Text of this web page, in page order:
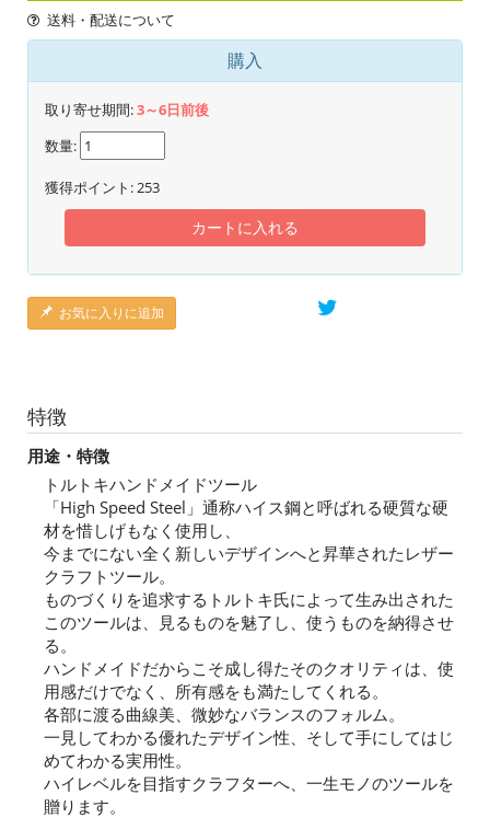
送料・配送について
購入
取り寄せ期間:3～6日前後
数量:
獲得ポイント:253
カートに入れる
お気に入りに追加
特徴
用途・特徴
トルトキハンドメイドツール
「High Speed Steel」通称ハイス鋼と呼ばれる硬質な硬
材を惜しげもなく使用し、
今までにない全く新しいデザインへと昇華されたレザー
クラフトツール。
ものづくりを追求するトルトキ氏によって生み出された
このツールは、見るものを魅了し、使うものを納得させ
る。
ハンドメイドだからこそ成し得たそのクオリティは、使
用感だけでなく、所有感をも満たしてくれる。
各部に渡る曲線美、微妙なバランスのフォルム。
一見してわかる優れたデザイン性、そして手にしてはじ
めてわかる実用性。
ハイレベルを目指すクラフターへ、一生モノのツールを
贈ります。